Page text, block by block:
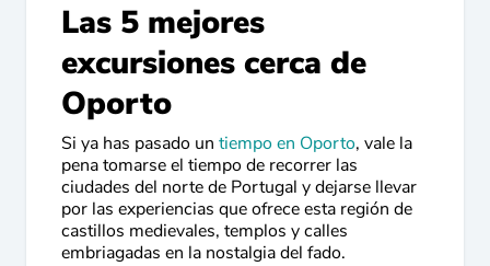
Las 5 mejores
excursiones cerca de
Oporto
Si ya has pasado un tiempo en Oporto, vale la
pena tomarse el tiempo de recorrer las
ciudades del norte de Portugal y dejarse llevar
por las experiencias que ofrece esta región de
castillos medievales, templos y calles
embriagadas en la nostalgia del fado.